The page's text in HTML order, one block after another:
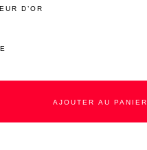
D’OR
AJOUTER AU PANIER